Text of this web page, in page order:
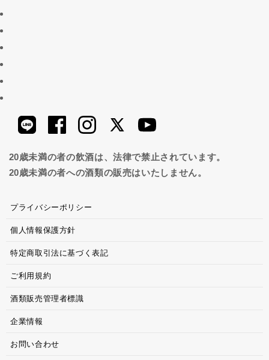
20歳未満の者の飲酒は、法律で禁止されています。
20歳未満の者への酒類の販売はいたしません。
プライバシーポリシー
個人情報保護方針
特定商取引法に基づく表記
ご利用規約
酒類販売管理者標識
企業情報
お問い合わせ